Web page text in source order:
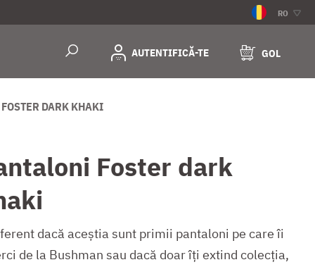
RO
AUTENTIFICĂ-TE GOL
DARK KHAKI
Foster dark
dacă aceștia sunt primii pantaloni pe care îi
de la Bushman sau dacă doar îți extind colecția,